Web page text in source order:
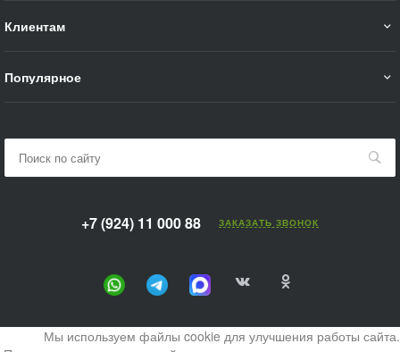
Клиентам
Популярное
+7 (924) 11 000 88 ЗАКАЗАТЬ ЗВОНОК
Мы используем файлы cookie для улучшения работы сайта.